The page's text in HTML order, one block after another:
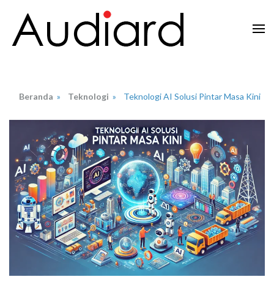
konten
Beranda » Teknologi » Teknologi AI Solusi Pintar Masa Kini